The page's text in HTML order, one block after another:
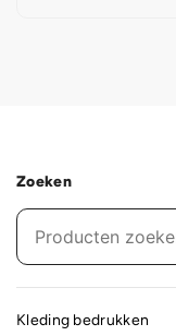
Zoeken
Kleding bedrukken